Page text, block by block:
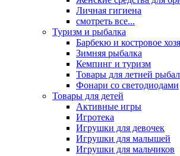
Личная гигиена
смотреть все...
Туризм и рыбалка
Барбекю и костровое
Зимняя рыбалка
Кемпинг и туризм
Товары для летней
Фонари со светодиодами
Товары для детей
Активные игры
Игротека
Игрушки для девочек
Игрушки для малышей
Игрушки для мальчиков